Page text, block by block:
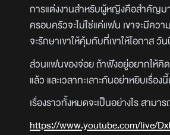
การแต่งงานสำหรับผู้หญิงคือสำคัญมา
ครอบครัวจะไม่ใช่แค่แฟน เขาจะมีคว
จะรักษาเขาให้คุ้มกับที่เขาให้โอกาส
ส่วนแฟนของจ่อย ถ้าฟังอยู่อยากให้คิด
แล้ว และเวลาทะเลาะกันอย่าหยิบเรื่อ
เรื่องราวทั้งหมดจะเป็นอย่างไร สาม
https://www.youtube.com/live/